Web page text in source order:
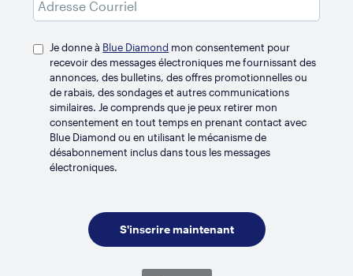
LONGUE CONSERVATION
Mélange amande et noix de
Je donne à Blue Diamond mon consentement pour
recevoir des messages électroniques me fournissant des
annonces, des bulletins, des offres promotionnelles ou
de rabais, des sondages et autres communications
similaires. Je comprends que je peux retirer mon
consentement en tout temps en prenant contact avec
Blue Diamond ou en utilisant le mécanisme de
désabonnement inclus dans tous les messages
électroniques.